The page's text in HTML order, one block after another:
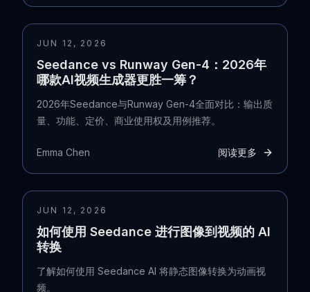
JUN 12, 2026
Seedance vs Runway Gen-4：2026年
哪款AI视频生成器更胜一筹？
2026年Seedance与Runway Gen-4全面对比：输出质
量、功能、定价、商业使用权及用例推荐。
Emma Chen 阅读更多
JUN 12, 2026
如何使用 Seedance 进行图像到视频的 AI
转换
了解如何使用 Seedance AI 将静态图像转换为动画视
频。